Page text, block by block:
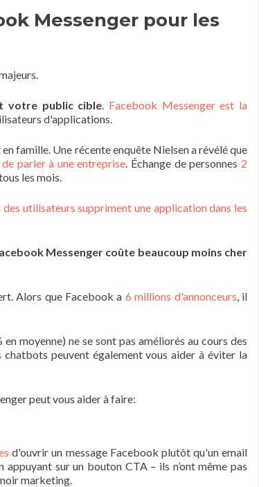
Messenger pour les
votre public cible. Facebook Messenger est la
d'applications.
famille. Une récente enquête Nielsen a révélé que
parler à une entreprise. Échange de personnes 2
les mois.
des utilisateurs suppriment une application dans les
Messenger coûte beaucoup moins cher
Alors que Facebook a 6 millions d'annonceurs, il
moyenne) ne se sont pas améliorés au cours des
peuvent également vous aider à éviter la
peut vous aider à faire:
d'ouvrir un message Facebook plutôt qu'un email
sur un bouton CTA – ils n’ont même pas
marketing.